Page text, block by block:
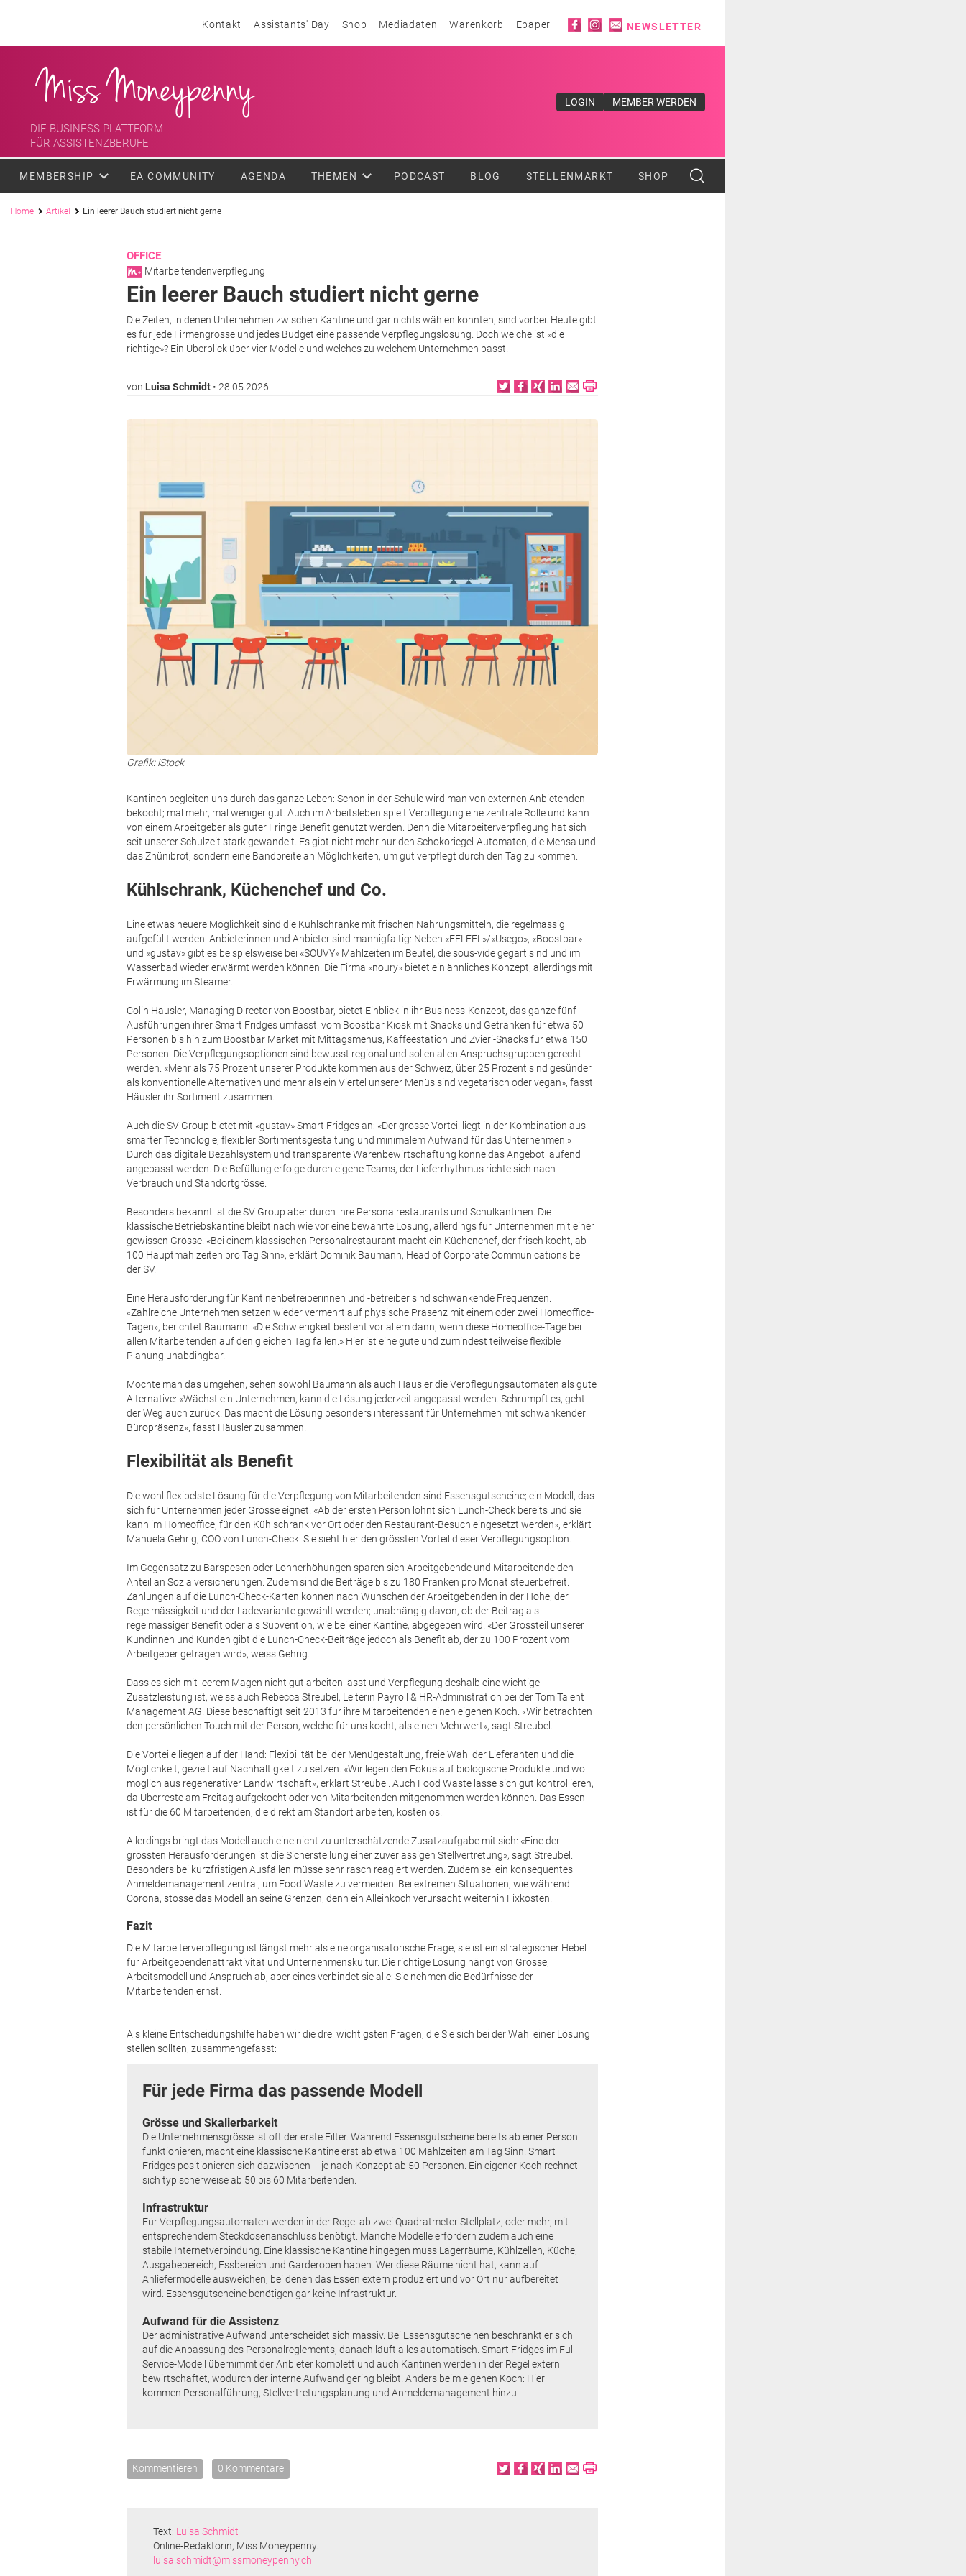
Header menu
Kontakt Assistants' Day Shop Mediadaten Warenkorb Epaper Social iconsNEWSLETTER
Miss Moneypenny
DIE BUSINESS-PLATTFORM
FÜR ASSISTENZBERUFE
LOGIN MEMBER WERDEN
MEMBERSHIP EA COMMUNITY AGENDA THEMEN PODCAST BLOG STELLENMARKT SHOP
Pfadnavigation
Home Artikel Ein leerer Bauch studiert nicht gerne
OFFICE
Mitarbeitendenverpflegung
Ein leerer Bauch studiert nicht gerne
Die Zeiten, in denen Unternehmen zwischen Kantine und gar nichts wählen konnten, sind vorbei. Heute gibt
es für jede Firmengrösse und jedes Budget eine passende Verpflegungslösung. Doch welche ist «die
richtige»? Ein Überblick über vier Modelle und welches zu welchem Unternehmen passt.
von Luisa Schmidt •28.05.2026
Grafik: iStock
Kantinen begleiten uns durch das ganze Leben: Schon in der Schule wird man von externen Anbietenden
bekocht; mal mehr, mal weniger gut. Auch im Arbeitsleben spielt Verpflegung eine zentrale Rolle und kann
von einem Arbeitgeber als guter Fringe Benefit genutzt werden. Denn die Mitarbeiterverpflegung hat sich
seit unserer Schulzeit stark gewandelt. Es gibt nicht mehr nur den Schokoriegel-Automaten, die Mensa und
das Znünibrot, sondern eine Bandbreite an Möglichkeiten, um gut verpflegt durch den Tag zu kommen.
Kühlschrank, Küchenchef und Co.
Eine etwas neuere Möglichkeit sind die Kühlschränke mit frischen Nahrungsmitteln, die regelmässig
aufgefüllt werden. Anbieterinnen und Anbieter sind mannigfaltig: Neben «FELFEL»/«Usego», «Boostbar»
und «gustav» gibt es beispielsweise bei «SOUVY» Mahlzeiten im Beutel, die sous-vide gegart sind und im
Wasserbad wieder erwärmt werden können. Die Firma «noury» bietet ein ähnliches Konzept, allerdings mit
Erwärmung im Steamer.
Colin Häusler, Managing Director von Boostbar, bietet Einblick in ihr Business-Konzept, das ganze fünf
Ausführungen ihrer Smart Fridges umfasst: vom Boostbar Kiosk mit Snacks und Getränken für etwa 50
Personen bis hin zum Boostbar Market mit Mittagsmenüs, Kaffeestation und Zvieri-Snacks für etwa 150
Personen. Die Verpflegungsoptionen sind bewusst regional und sollen allen Anspruchsgruppen gerecht
werden. «Mehr als 75 Prozent unserer Produkte kommen aus der Schweiz, über 25 Prozent sind gesünder
als konventionelle Alternativen und mehr als ein Viertel unserer Menüs sind vegetarisch oder vegan», fasst
Häusler ihr Sortiment zusammen.
Auch die SV Group bietet mit «gustav» Smart Fridges an: «Der grosse Vorteil liegt in der Kombination aus
smarter Technologie, flexibler Sortimentsgestaltung und minimalem Aufwand für das Unternehmen.»
Durch das digitale Bezahlsystem und transparente Warenbewirtschaftung könne das Angebot laufend
angepasst werden. Die Befüllung erfolge durch eigene Teams, der Lieferrhythmus richte sich nach
Verbrauch und Standortgrösse.
Besonders bekannt ist die SV Group aber durch ihre Personalrestaurants und Schulkantinen. Die
klassische Betriebskantine bleibt nach wie vor eine bewährte Lösung, allerdings für Unternehmen mit einer
gewissen Grösse. «Bei einem klassischen Personalrestaurant macht ein Küchenchef, der frisch kocht, ab
100 Hauptmahlzeiten pro Tag Sinn», erklärt Dominik Baumann, Head of Corporate Communications bei
der SV.
Eine Herausforderung für Kantinenbetreiberinnen und -betreiber sind schwankende Frequenzen.
«Zahlreiche Unternehmen setzen wieder vermehrt auf physische Präsenz mit einem oder zwei Homeoffice-
Tagen», berichtet Baumann. «Die Schwierigkeit besteht vor allem dann, wenn diese Homeoffice-Tage bei
allen Mitarbeitenden auf den gleichen Tag fallen.» Hier ist eine gute und zumindest teilweise flexible
Planung unabdingbar.
Möchte man das umgehen, sehen sowohl Baumann als auch Häusler die Verpflegungsautomaten als gute
Alternative: «Wächst ein Unternehmen, kann die Lösung jederzeit angepasst werden. Schrumpft es, geht
der Weg auch zurück. Das macht die Lösung besonders interessant für Unternehmen mit schwankender
Büropräsenz», fasst Häusler zusammen.
Flexibilität als Benefit
Die wohl flexibelste Lösung für die Verpflegung von Mitarbeitenden sind Essensgutscheine; ein Modell, das
sich für Unternehmen jeder Grösse eignet. «Ab der ersten Person lohnt sich Lunch-Check bereits und sie
kann im Homeoffice, für den Kühlschrank vor Ort oder den Restaurant-Besuch eingesetzt werden», erklärt
Manuela Gehrig, COO von Lunch-Check. Sie sieht hier den grössten Vorteil dieser Verpflegungsoption.
Im Gegensatz zu Barspesen oder Lohnerhöhungen sparen sich Arbeitgebende und Mitarbeitende den
Anteil an Sozialversicherungen. Zudem sind die Beiträge bis zu 180 Franken pro Monat steuerbefreit.
Zahlungen auf die Lunch-Check-Karten können nach Wünschen der Arbeitgebenden in der Höhe, der
Regelmässigkeit und der Ladevariante gewählt werden; unabhängig davon, ob der Beitrag als
regelmässiger Benefit oder als Subvention, wie bei einer Kantine, abgegeben wird. «Der Grossteil unserer
Kundinnen und Kunden gibt die Lunch-Check-Beiträge jedoch als Benefit ab, der zu 100 Prozent vom
Arbeitgeber getragen wird», weiss Gehrig.
Dass es sich mit leerem Magen nicht gut arbeiten lässt und Verpflegung deshalb eine wichtige
Zusatzleistung ist, weiss auch Rebecca Streubel, Leiterin Payroll & HR-Administration bei der Tom Talent
Management AG. Diese beschäftigt seit 2013 für ihre Mitarbeitenden einen eigenen Koch. «Wir betrachten
den persönlichen Touch mit der Person, welche für uns kocht, als einen Mehrwert», sagt Streubel.
Die Vorteile liegen auf der Hand: Flexibilität bei der Menügestaltung, freie Wahl der Lieferanten und die
Möglichkeit, gezielt auf Nachhaltigkeit zu setzen. «Wir legen den Fokus auf biologische Produkte und wo
möglich aus regenerativer Landwirtschaft», erklärt Streubel. Auch Food Waste lasse sich gut kontrollieren,
da Überreste am Freitag aufgekocht oder von Mitarbeitenden mitgenommen werden können. Das Essen
ist für die 60 Mitarbeitenden, die direkt am Standort arbeiten, kostenlos.
Allerdings bringt das Modell auch eine nicht zu unterschätzende Zusatzaufgabe mit sich: «Eine der
grössten Herausforderungen ist die Sicherstellung einer zuverlässigen Stellvertretung», sagt Streubel.
Besonders bei kurzfristigen Ausfällen müsse sehr rasch reagiert werden. Zudem sei ein konsequentes
Anmeldemanagement zentral, um Food Waste zu vermeiden. Bei extremen Situationen, wie während
Corona, stosse das Modell an seine Grenzen, denn ein Alleinkoch verursacht weiterhin Fixkosten.
Fazit
Die Mitarbeiterverpflegung ist längst mehr als eine organisatorische Frage, sie ist ein strategischer Hebel
für Arbeitgebenden­attraktivität und Unternehmenskultur. Die richtige Lösung hängt von Grösse,
Arbeitsmodell und Anspruch ab, aber eines verbindet sie alle: Sie nehmen die Bedürfnisse der
Mitarbeitenden ernst.
Als kleine Entscheidungshilfe haben wir die drei wichtigsten Fragen, die Sie sich bei der Wahl einer Lösung
stellen sollten, zusammengefasst:
Für jede Firma das passende Modell
Grösse und Skalierbarkeit
Die Unternehmensgrösse ist oft der erste Filter. Während Essensgutscheine bereits ab einer Person
funktionieren, macht eine klassische Kantine erst ab etwa 100 Mahlzeiten am Tag Sinn. Smart
Fridges positionieren sich dazwischen – je nach Konzept ab 50 Personen. Ein eigener Koch rechnet
sich typischerweise ab 50 bis 60 Mitarbeitenden.
Infrastruktur
Für Verpflegungsautomaten werden in der Regel ab zwei Quadratmeter Stellplatz, oder mehr, mit
entsprechendem Steckdosenanschluss benötigt. Manche Modelle erfordern zudem auch eine
stabile Internetverbindung. Eine klassische Kantine hingegen muss Lagerräume, Kühlzellen, Küche,
Ausgabebereich, Essbereich und Garderoben haben. Wer diese Räume nicht hat, kann auf
Anliefermodelle ausweichen, bei denen das Essen extern produziert und vor Ort nur aufbereitet
wird. Essensgutscheine benötigen gar keine Infrastruktur.
Aufwand für die Assistenz
Der administrative Aufwand unterscheidet sich massiv. Bei Essensgutscheinen beschränkt er sich
auf die Anpassung des Personalreglements, danach läuft alles automatisch. Smart Fridges im Full-
Service-Modell übernimmt der Anbieter komplett und auch Kantinen werden in der Regel extern
bewirtschaftet, wodurch der interne Aufwand gering bleibt. Anders beim eigenen Koch: Hier
kommen Personalführung, Stellvertretungsplanung und Anmeldemanagement hinzu.
Kommentieren 0 Kommentare Twitter
Facebook
XING
LinkedIn
Email
Print
Text: Luisa Schmidt
Online-Redaktorin, Miss Moneypenny.
luisa.schmidt@missmoneypenny.ch